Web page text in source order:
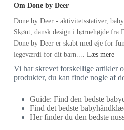
Om Done by Deer
Done by Deer - aktivitetsstativer,
Skønt, dansk design i børnehøjde fra
Done by Deer er skabt med øje for
legeværdi for dit barn.... Læs mere
Vi har skrevet forskellige artikler
produkter, du kan finde nogle af
Guide: Find den bedste
Find det bedste
Her finder du den bedste